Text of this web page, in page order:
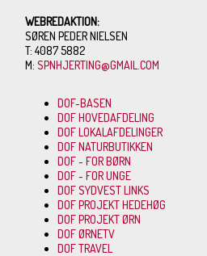
WEBREDAKTION:
SØREN PEDER NIELSEN
T: 4087 5882
M:SPNHJERTING@GMAIL.COM
DOF-BASEN
DOF HOVEDAFDELING
DOF LOKALAFDELINGER
DOF NATURBUTIKKEN
DOF - FOR BØRN
DOF - FOR UNGE
DOF SYDVEST LINKS
DOF PROJEKT HEDEHØG
DOF PROJEKT ØRN
DOF ØRNETV
DOF TRAVEL